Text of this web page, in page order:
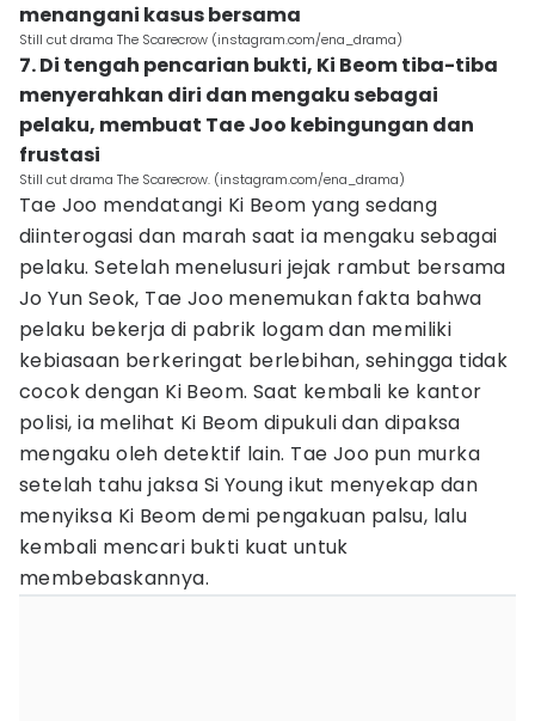
menangani kasus bersama
Still cut drama The Scarecrow (instagram.com/ena_drama)
7. Di tengah pencarian bukti, Ki Beom tiba-tiba
menyerahkan diri dan mengaku sebagai
pelaku, membuat Tae Joo kebingungan dan
frustasi
Still cut drama The Scarecrow. (instagram.com/ena_drama)
Tae Joo mendatangi Ki Beom yang sedang
diinterogasi dan marah saat ia mengaku sebagai
pelaku. Setelah menelusuri jejak rambut bersama
Jo Yun Seok, Tae Joo menemukan fakta bahwa
pelaku bekerja di pabrik logam dan memiliki
kebiasaan berkeringat berlebihan, sehingga tidak
cocok dengan Ki Beom. Saat kembali ke kantor
polisi, ia melihat Ki Beom dipukuli dan dipaksa
mengaku oleh detektif lain. Tae Joo pun murka
setelah tahu jaksa Si Young ikut menyekap dan
menyiksa Ki Beom demi pengakuan palsu, lalu
kembali mencari bukti kuat untuk
membebaskannya.